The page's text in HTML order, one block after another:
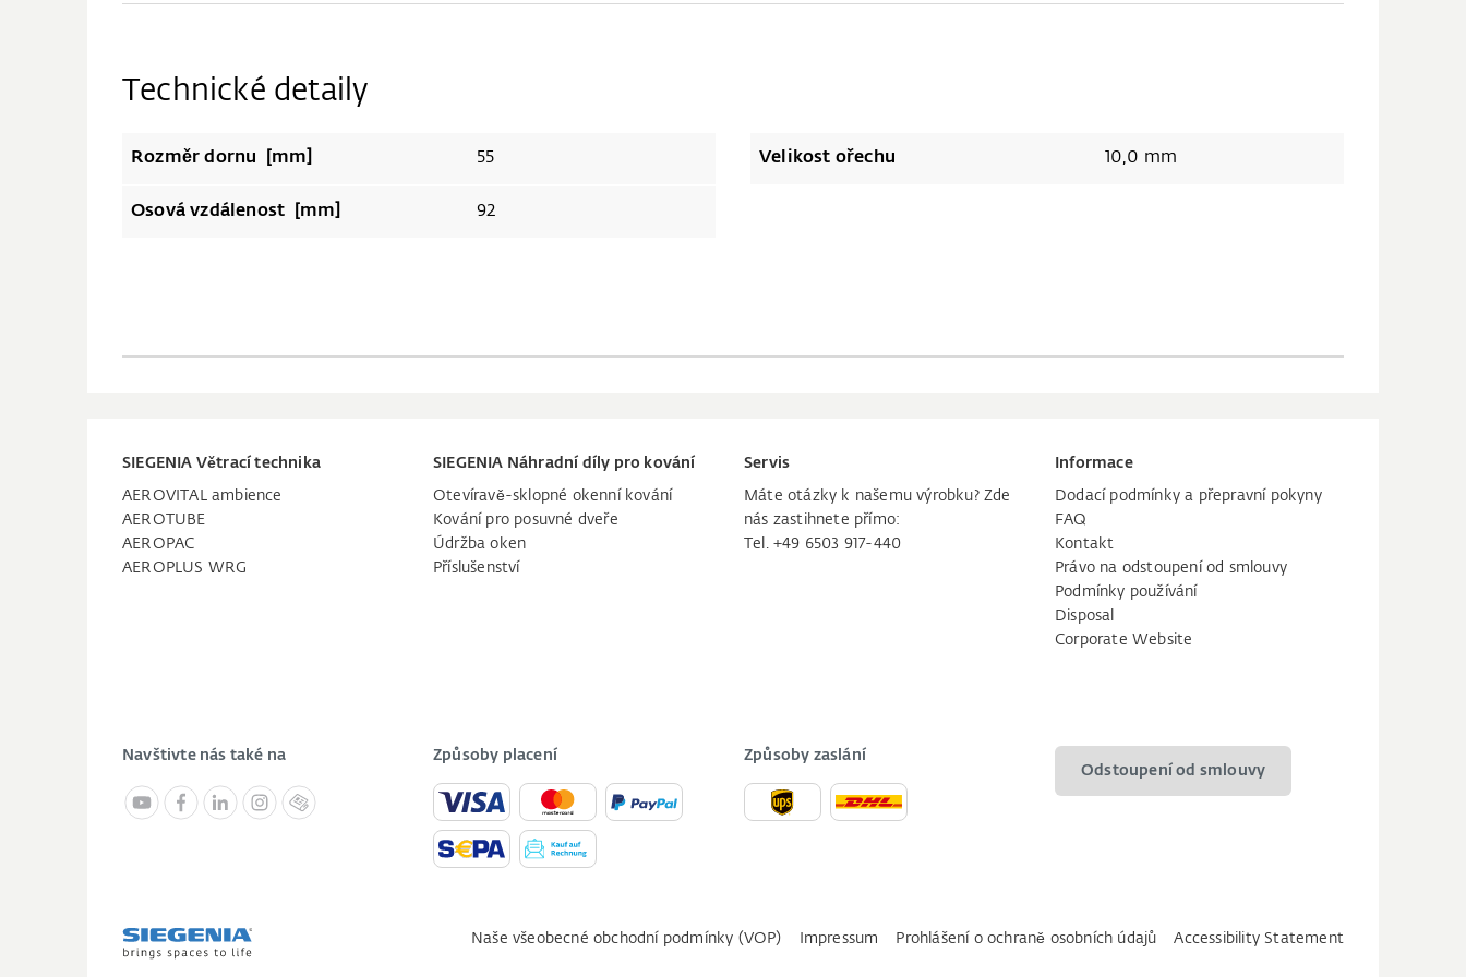
Technické detaily
Rozměr dornu [mm] 55
Osová vzdálenost [mm] 92
Velikost ořechu 10,0 mm
SIEGENIA Větrací technika
AEROVITAL ambience
AEROTUBE
AEROPAC
AEROPLUS WRG
SIEGENIA Náhradní díly pro kování
Otevíravě-sklopné okenní kování
Kování pro posuvné dveře
Údržba oken
Příslušenství
Servis
Máte otázky k našemu výrobku? Zde
nás zastihnete přímo:
Tel. +49 6503 917-440
Informace
Dodací podmínky a přepravní pokyny
FAQ
Kontakt
Právo na odstoupení od smlouvy
Podmínky používání
Disposal
Corporate Website
Navštivte nás také na Způsoby placení
Způsoby zaslání
Odstoupení od smlouvy
Naše všeobecné obchodní podmínky (VOP) Impressum Prohlášení o ochraně osobních údajů Accessibility Statement